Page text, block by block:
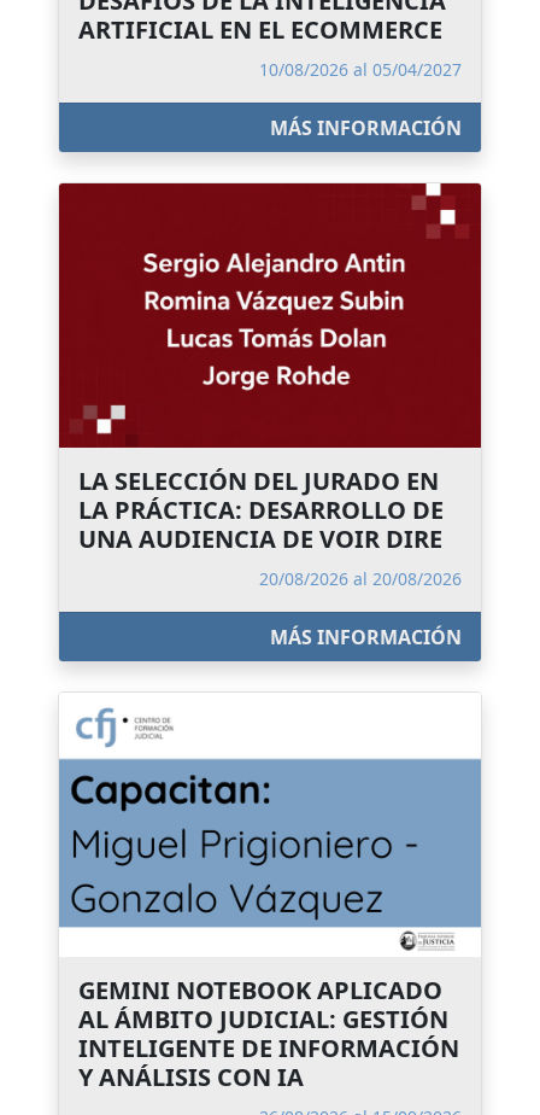
ARTIFICIAL EN EL ECOMMERCE
10/08/2026 al 05/04/2027
MÁS INFORMACIÓN
LA SELECCIÓN DEL JURADO EN
LA PRÁCTICA: DESARROLLO DE
UNA AUDIENCIA DE VOIR DIRE
20/08/2026 al 20/08/2026
MÁS INFORMACIÓN
GEMINI NOTEBOOK APLICADO
AL ÁMBITO JUDICIAL: GESTIÓN
INTELIGENTE DE INFORMACIÓN
Y ANÁLISIS CON IA